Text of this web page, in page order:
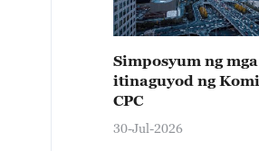
Simposyum ng
itinaguyod ng
CPC
30-Jul-2026